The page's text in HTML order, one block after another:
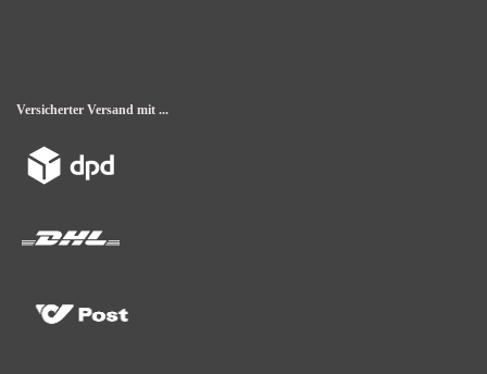
Versicherter Versand mit ...